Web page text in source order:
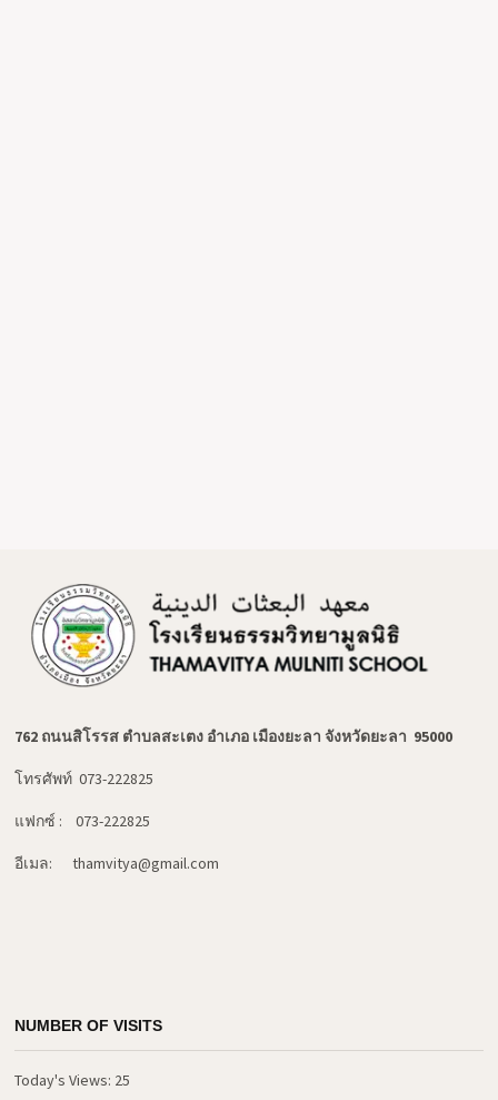
762 ถนนสิโรรส ตำบลสะเตง อำเภอ เมืองยะลา จังหวัดยะลา 95000
โทรศัพท์ 073-222825
แฟกซ์ : 073-222825
อีเมล: thamvitya@gmail.com
NUMBER OF VISITS
Today's Views: 25